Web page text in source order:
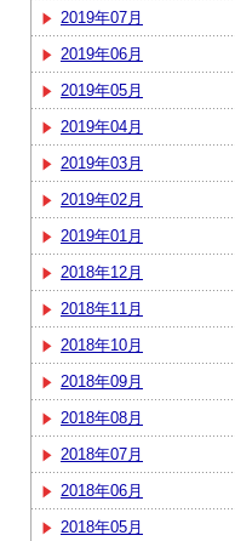
2019年07月
2019年06月
2019年05月
2019年04月
2019年03月
2019年02月
2019年01月
2018年12月
2018年11月
2018年10月
2018年09月
2018年08月
2018年07月
2018年06月
2018年05月